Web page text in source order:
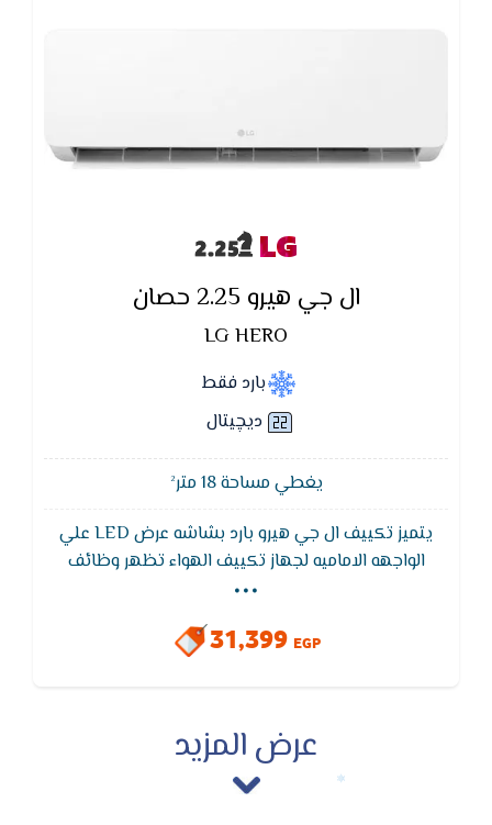
LG
ال جي هيرو 2.25 حصان
LG HERO
بارد فقط
ديچيتال
يغطي مساحة 18 متر²
يتميز تكييف ال جي هيرو بارد بشاشه عرض LED علي
الواجهه الاماميه لجهاز تكييف الهواء تظهر وظائف
التحكم كما تظهر نوع العطل وهي خاصيه التشخيص
الذاتي في حاله حدوثه عن طريق كود يكون مترجم في
لمسافة أبعد ويبرد المساحات بشكل أسرع.
...
31,399 EGP
عرض المزيد